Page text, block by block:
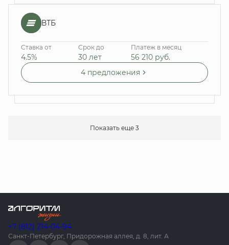
ВТБ
Ставка от
4.5%
Срок до
30 лет
Платеж в месяц
56 210 руб.
4 предложения
Показать еще 3
+7 (812) 214-04-94
Санкт-Петербург, Придорожная аллея, д. 8, лит. А